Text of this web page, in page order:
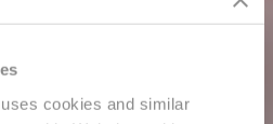
cookies and similar